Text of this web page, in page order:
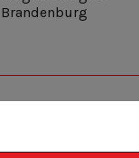
Brandenburg